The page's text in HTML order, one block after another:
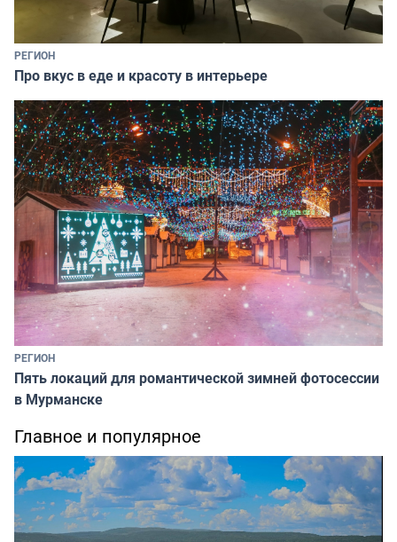
РЕГИОН
Про вкус в еде и красоту в интерьере
РЕГИОН
Пять локаций для романтической зимней фотосессии
в Мурманске
Главное и популярное